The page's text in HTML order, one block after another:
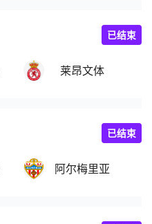
莱昂文体
已结束
阿尔梅里亚
已结束